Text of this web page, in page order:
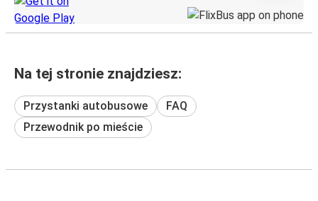
Na tej stronie znajdziesz:
Przystanki autobusowe
FAQ
Przewodnik po mieście